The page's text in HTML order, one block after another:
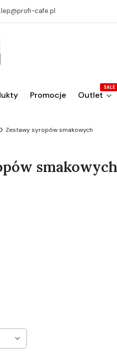
cafe.pl
Promocje Outlet
SALE
Zestawy syropów smakowych
smakowych